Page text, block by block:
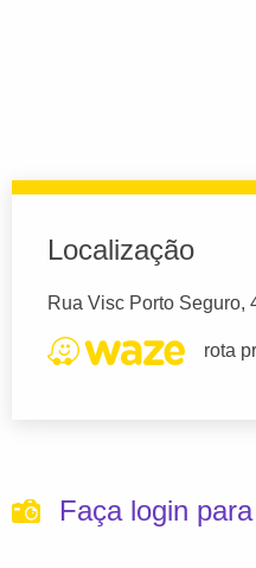
Localização
Rua Visc Porto Seguro,
rota
Faça login